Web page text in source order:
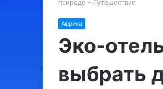
природе – Путешествие
Африка
Эко-
выбрать
для